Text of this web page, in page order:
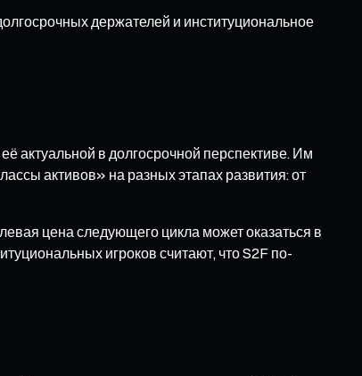
держателей и институциональное
актуальной в долгосрочной перспективе. Им
активов» на разных этапах развития: от
цена следующего цикла может оказаться в
игроков считают, что S2F по-